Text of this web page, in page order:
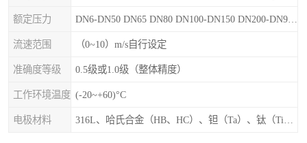
额定压力
流速范围 （0~10）m/s自行设定
准确度等级 0.5级或1.0级（整体精度）
工作环境温度 (-20~+60)°C
电极材料